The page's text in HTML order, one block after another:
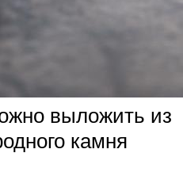
выложить из
камня